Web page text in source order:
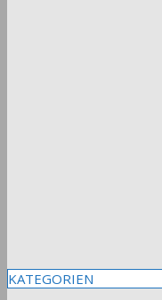
KATEGORIEN